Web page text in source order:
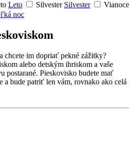
Leto Silvester Silvester
Vianoce
noc
chcete im dopriať pekné zážitky?
alebo detským ihriskom a vaše
postarané. Pieskovisko budete mať
a bude patriť len vám, rovnako ako celá